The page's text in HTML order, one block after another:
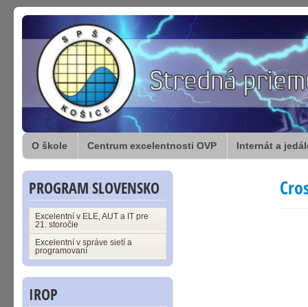
O škole Centrum excelentnosti OVP Internát a
PROGRAM SLOVENSKO
Excelentní v ELE, AUT a IT pre
21. storočie
Excelentní v správe sietí a
programovaní
IROP